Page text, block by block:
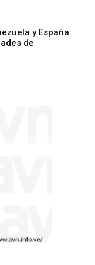
y España
de